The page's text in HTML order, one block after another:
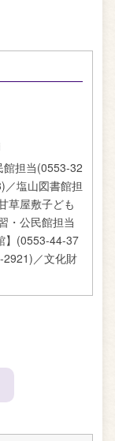
担当(0553-32
塩山図書館担
草屋敷子ども
・公民館担当
】(0553-44-37
／文化財